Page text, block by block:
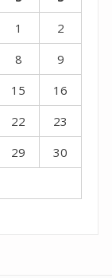
1
2
8
9
15
16
22
23
29
30